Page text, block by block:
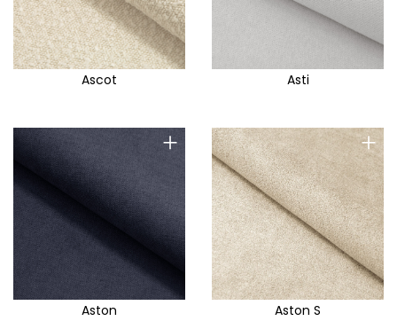
Ascot Asti
+
Aston
+
Aston S